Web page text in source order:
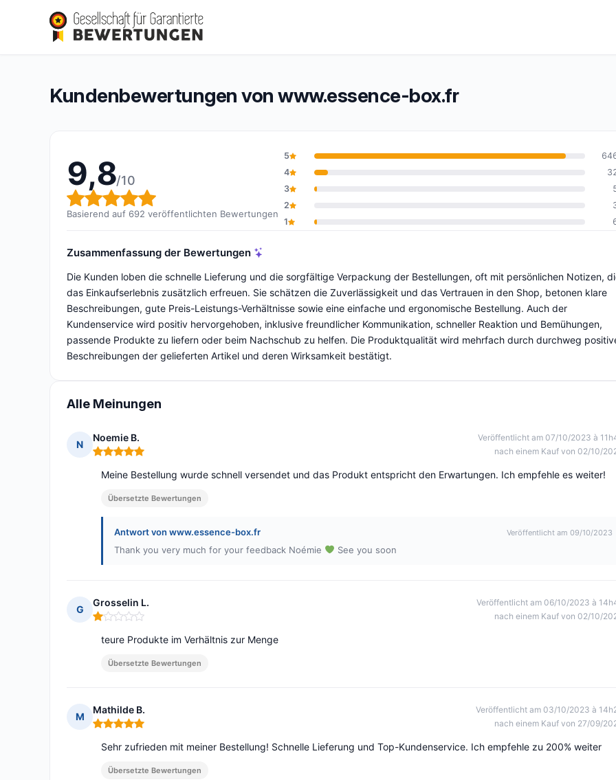
www.essence-box.fr
Gesamtbewertung: 9,8 von 10
9,8/10(692 Bewertungen)
Kundenbewertungen von www.essence-box.fr
9,8/10
Gesamtbewertung: 9,8 von 10
Basierend auf 692 veröffentlichten Bewertungen
5
4
3
2
1
Zusammenfassung der Bewertungen
Die Kunden loben die schnelle Lieferung und die sorgfältige Verpackung der Bestellungen, oft mit persönlichen Notizen,
das Einkaufserlebnis zusätzlich erfreuen. Sie schätzen die Zuverlässigkeit und das Vertrauen in den Shop, betonen klare
Beschreibungen, gute Preis-Leistungs-Verhältnisse sowie eine einfache und ergonomische Bestellung. Auch der
Kundenservice wird positiv hervorgehoben, inklusive freundlicher Kommunikation, schneller Reaktion und Bemühungen,
passende Produkte zu liefern oder beim Nachschub zu helfen. Die Produktqualität wird mehrfach durch durchweg
Beschreibungen der gelieferten Artikel und deren Wirksamkeit bestätigt.
Alle Meinungen
N
Noemie B.
Hinweis: 5 von 5
Veröffentlicht am 07/10/2023 à
nach einem Kauf von 02/10/
Meine Bestellung wurde schnell versendet und das Produkt entspricht den Erwartungen. Ich empfehle es weiter!
Übersetzte Bewertungen
Antwort von www.essence-box.fr Veröffentlicht am 09/10/2023
Thank you very much for your feedback Noémie See you soon
G
Grosselin L.
Hinweis: 1 von 5
Veröffentlicht am 06/10/2023 à
nach einem Kauf von 02/10/
teure Produkte im Verhältnis zur Menge
Übersetzte Bewertungen
M
Mathilde B.
Hinweis: 5 von 5
Veröffentlicht am 03/10/2023 à
nach einem Kauf von 27/09/
Sehr zufrieden mit meiner Bestellung! Schnelle Lieferung und Top-Kundenservice. Ich empfehle zu 200% weiter
Übersetzte Bewertungen